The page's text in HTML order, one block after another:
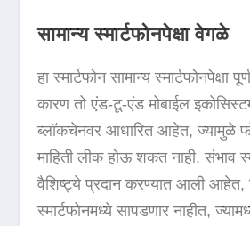
सामान्य स्मार्टफोनपेक्षा वेगळे
हा स्मार्टफोन सामान्य स्मार्टफोनपेक्षा
कारण तो एंड-टू-एंड मोबाईल
ब्लॉकचेनवर आधारित आहेत, ज्यामुळे
माहिती लीक होऊ शकत नाही. संभाव
वैशिष्ट्ये प्रदान करण्यात आली आहेत,
स्मार्टफोनमध्ये सापडणार नाहीत,